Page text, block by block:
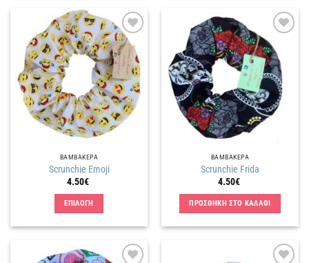
Πρόσθήκη
στην
λίστα
επιθυμιών
ΒΑΜΒΑΚΕΡΑ
Scrunchie Emoji
4.50€
ΕΠΙΛΟΓΗ
προϊόν
Πρόσθήκη
στην
λίστα
επιθυμιών
ΒΑΜΒΑΚΕΡΑ
Scrunchie Frida
4.50€
ΠΡΟΣΘΗΚΗ ΣΤΟ ΚΑΛΑΘΙ